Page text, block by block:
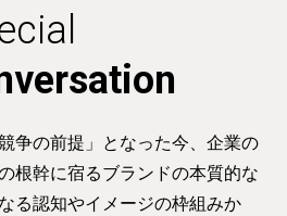
争の前提」となった今、企業の
根幹に宿るブランドの本質的な
る認知やイメージの枠組みか